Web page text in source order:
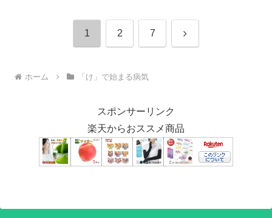
1 2 7 次
ホーム 「け」で始まる病気
スポンサーリンク
楽天からおススメ商品